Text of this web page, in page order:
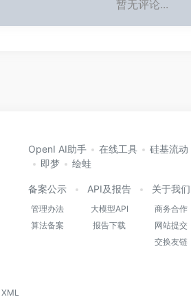
暂无评论...
OpenI AI助手 在线工具 硅基流动
即梦
绘蛙
备案公示
管理办法
算法备案
API及报告
大模型API
报告下载
关于我们
商务合作
网站提交
交换友链
XML